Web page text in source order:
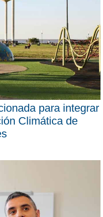
para integrar
Climática de